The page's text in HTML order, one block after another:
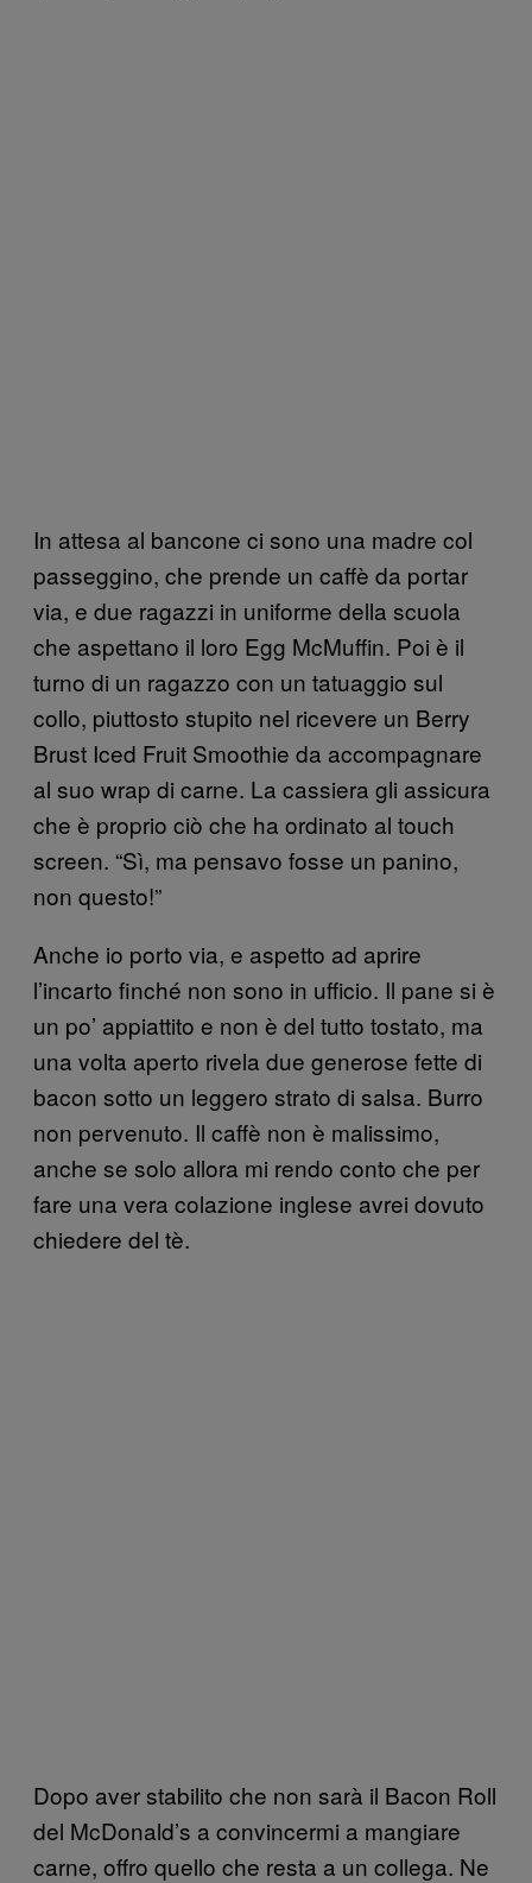
In attesa al bancone ci sono una madre col
passeggino, che prende un caffè da portar
via, e due ragazzi in uniforme della scuola
che aspettano il loro Egg McMuffin. Poi è il
turno di un ragazzo con un tatuaggio sul
collo, piuttosto stupito nel ricevere un Berry
Brust Iced Fruit Smoothie da accompagnare
al suo wrap di carne. La cassiera gli assicura
che è proprio ciò che ha ordinato al touch
screen. “Sì, ma pensavo fosse un panino,
non questo!”
Anche io porto via, e aspetto ad aprire
l’incarto finché non sono in ufficio. Il pane si è
un po’ appiattito e non è del tutto tostato, ma
una volta aperto rivela due generose fette di
bacon sotto un leggero strato di salsa. Burro
non pervenuto. Il caffè non è malissimo,
anche se solo allora mi rendo conto che per
fare una vera colazione inglese avrei dovuto
chiedere del tè.
Dopo aver stabilito che non sarà il Bacon Roll
del McDonald’s a convincermi a mangiare
carne, offro quello che resta a un collega. Ne